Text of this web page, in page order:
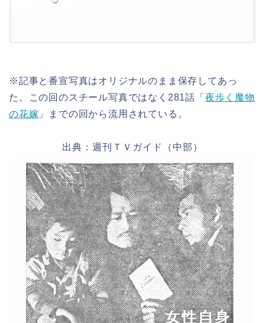
※記事と番宣写真はオリジナルのまま保存してあっ
た。この回のスチール写真ではなく281話「 夜歩く魔物
の花嫁 」までの回から流用されている。
出典：週刊ＴＶガイド（中部）